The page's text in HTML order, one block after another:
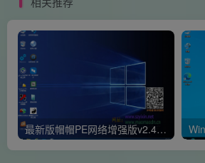
最新版帽帽PE网络增强版v2.4版本